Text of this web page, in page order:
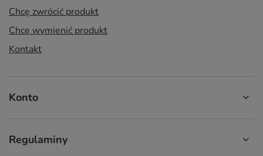
Chcę zwrócić produkt
Chcę wymienić produkt
Kontakt
Konto
Regulaminy